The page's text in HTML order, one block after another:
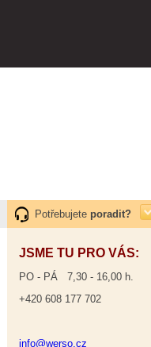
Potřebujete poradit?
JSME TU PRO VÁS:
PO - PÁ 7,30 - 16,00 h.
+420 608 177 702
info@werso.cz